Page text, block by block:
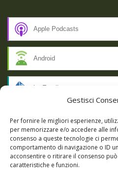
Gestisci
Per fornire le migliori esperienze,
per memorizzare e/o accedere alle
consenso a queste tecnologie ci
comportamento di navigazione o ID
acconsentire o ritirare il consenso
caratteristiche e funzioni.
Apple Podcasts
Android
by Email
RSS
SSL SECURE